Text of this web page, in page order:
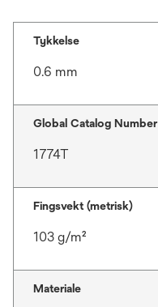
Tykkelse
0.6 mm
Global Catalog Number
1774T
Fingsvekt (metrisk)
103 g/m²
Materiale